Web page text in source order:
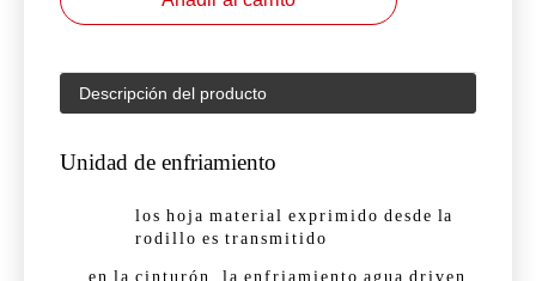
Descripción del producto
Unidad de enfriamiento
los hoja material exprimido desde la
rodillo es transmitido
en la cinturón, la enfriamiento agua driven